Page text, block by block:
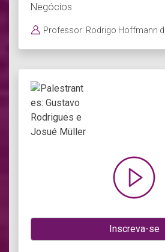
Negócios
Professor: Rodrigo Hoffmann
Inscreva-se